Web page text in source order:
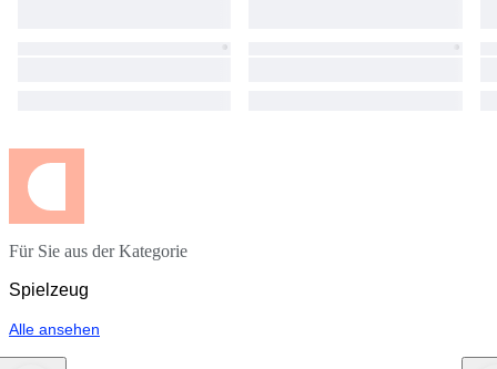
Für Sie aus der Kategorie
Spielzeug
Alle ansehen